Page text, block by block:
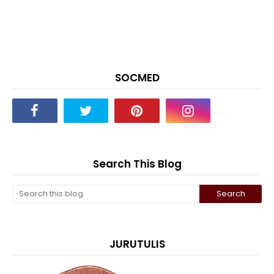
SOCMED
Search This Blog
JURUTULIS